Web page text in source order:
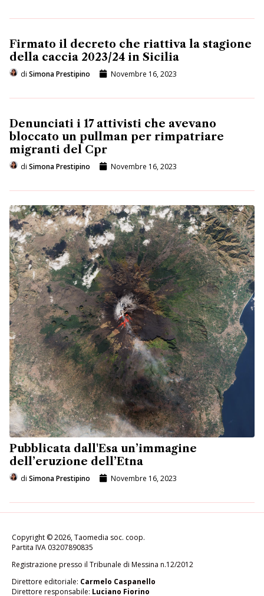
Firmato il decreto che riattiva la stagione
della caccia 2023/24 in Sicilia
di Simona Prestipino Novembre 16, 2023
Denunciati i 17 attivisti che avevano
bloccato un pullman per rimpatriare
migranti del Cpr
di Simona Prestipino Novembre 16, 2023
Pubblicata dall'Esa un’immagine
dell’eruzione dell’Etna
di Simona Prestipino Novembre 16, 2023
Copyright © 2026, Taomedia soc. coop.
Partita IVA 03207890835
Registrazione presso il Tribunale di Messina n.12/2012
Direttore editoriale: Carmelo Caspanello
Direttore responsabile: Luciano Fiorino